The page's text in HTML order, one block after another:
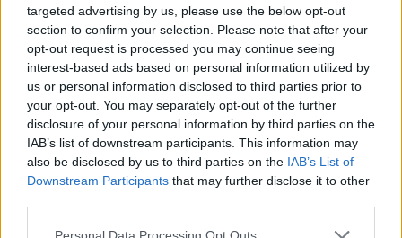
targeted advertising by us, please use the below opt-out
section to confirm your selection. Please note that after your
opt-out request is processed you may continue seeing
interest-based ads based on personal information utilized by
us or personal information disclosed to third parties prior to
your opt-out. You may separately opt-out of the further
disclosure of your personal information by third parties on the
IAB’s list of downstream participants. This information may
also be disclosed by us to third parties on the IAB’s List of
Downstream Participants that may further disclose it to other
Please note that this website/app uses one or more Google
Personal Data Processing Opt Outs